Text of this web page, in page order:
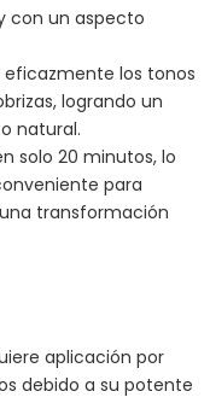
con un aspecto
los tonos
logrando un
natural.
solo 20 minutos, lo
para
transformación
aplicación por
debido a su potente